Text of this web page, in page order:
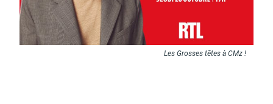
Les Grosses têtes à CMz !